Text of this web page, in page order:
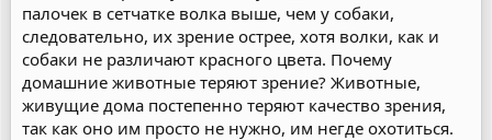
палочек в сетчатке волка выше, чем у собаки,
следовательно, их зрение острее, хотя волки, как и
собаки не различают красного цвета. Почему
домашние животные теряют зрение? Животные,
живущие дома постепенно теряют качество зрения,
так как оно им просто не нужно, им негде охотиться.